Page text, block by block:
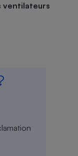
ventilateurs